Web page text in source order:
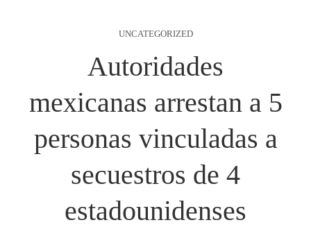
UNCATEGORIZED
Autoridades
mexicanas arrestan a 5
personas vinculadas a
secuestros de 4
estadounidenses